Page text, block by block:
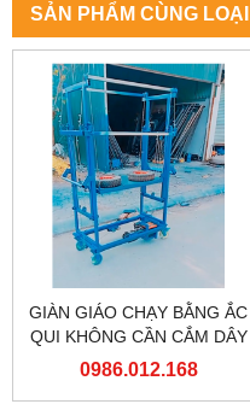
SẢN PHẨM CÙNG LOẠI
GIÀN GIÁO CHẠY BẰNG ẮC
QUI KHÔNG CẦN CẮM DÂY
ĐIỆN
0986.012.168